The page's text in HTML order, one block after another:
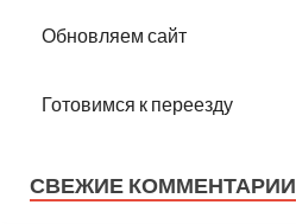
Обновляем сайт
Готовимся к переезду
СВЕЖИЕ КОММЕНТАРИИ